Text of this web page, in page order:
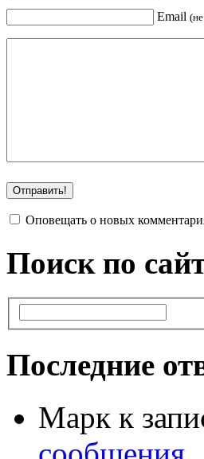
Email
Оповещать о новых
Поиск по
Последние
Марк к